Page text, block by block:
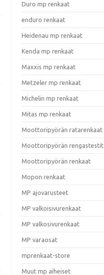
Duro mp renkaat
enduro renkaat
Heidenau mp renkaat
Kenda mp renkaat
Maxxis mp renkaat
Metzeler mp renkaat
Michelin mp renkaat
Mitas mp renkaat
Moottoripyörän ratarenkaat
Moottoripyörän rengastestit
Moottoripyörän renkaat
Mopon renkaat
MP ajovarusteet
MP valkoisivurenkaat
MP valkosivurenkaat
MP varaosat
mprenkaat-store
Muut mp aiheiset